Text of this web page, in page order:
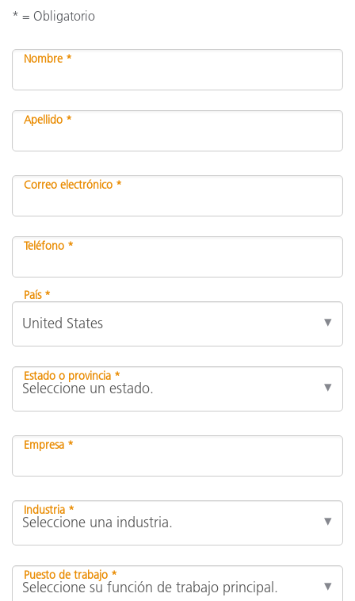
* = Obligatorio
Nombre *
Apellido *
Correo electrónico *
Teléfono *
País *
Estado o provincia *
Empresa *
Industria *
Puesto de trabajo *